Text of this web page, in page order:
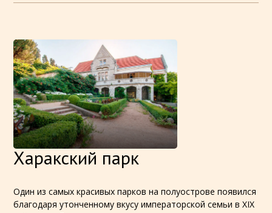
Харакский парк
Один из самых красивых парков на полуострове появился
благодаря утонченному вкусу императорской семьи в XIX